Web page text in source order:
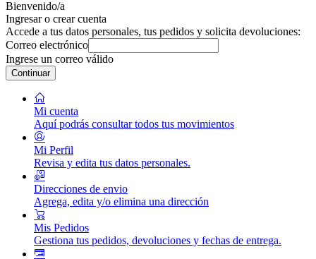
Bienvenido/a
Ingresar o crear cuenta
Accede a tus datos personales, tus pedidos y solicita devoluciones:
Correo electrónico
Ingrese un correo válido
Continuar
Mi cuenta
Aquí podrás consultar todos tus movimientos
Mi Perfil
Revisa y edita tus datos personales.
Direcciones de envio
Agrega, edita y/o elimina una dirección
Mis Pedidos
Gestiona tus pedidos, devoluciones y fechas de entrega.